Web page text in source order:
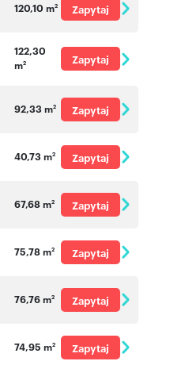
120,10 m2
Zapytaj
122,30
m2
Zapytaj
92,33 m2
Zapytaj
40,73 m2
Zapytaj
67,68 m2
Zapytaj
75,78 m2
Zapytaj
76,76 m2
Zapytaj
74,95 m2
Zapytaj